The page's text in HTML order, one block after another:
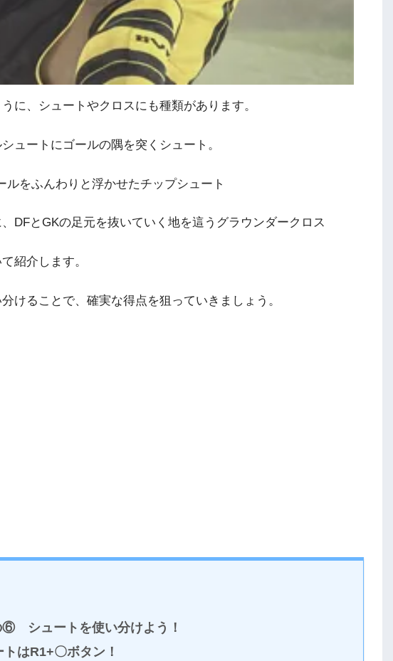
に、シュートやクロスにも種類があります。
ュートにゴールの隅を突くシュート。
ルをふんわりと浮かせたチップシュート
DFとGKの足元を抜いていく地を這うグラウンダークロス
紹介します。
けることで、確実な得点を狙っていきましょう。
⑥ シュートを使い分けよう！
はR1+〇ボタン！